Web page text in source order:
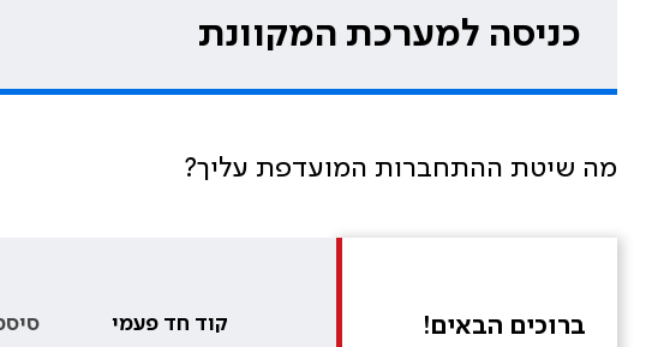
כניסה למערכת המקוונת
מה שיטת ההתחברות המועדפת עליך?
ברוכים הבאים! קוד חד פעמי